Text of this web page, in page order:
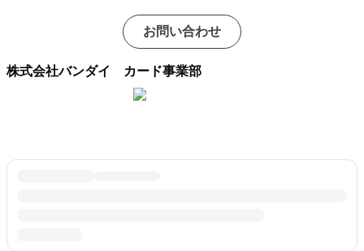
お問い合わせ
株式会社バンダイ カード事業部